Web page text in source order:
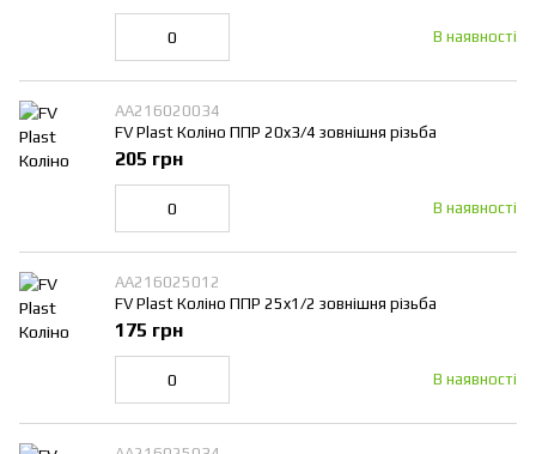
В наявності
AA216020034
FV Plast Коліно ППР 20x3/4 зовнішня різьба
В наявності
205 грн
AA216025012
FV Plast Коліно ППР 25x1/2 зовнішня різьба
В наявності
175 грн